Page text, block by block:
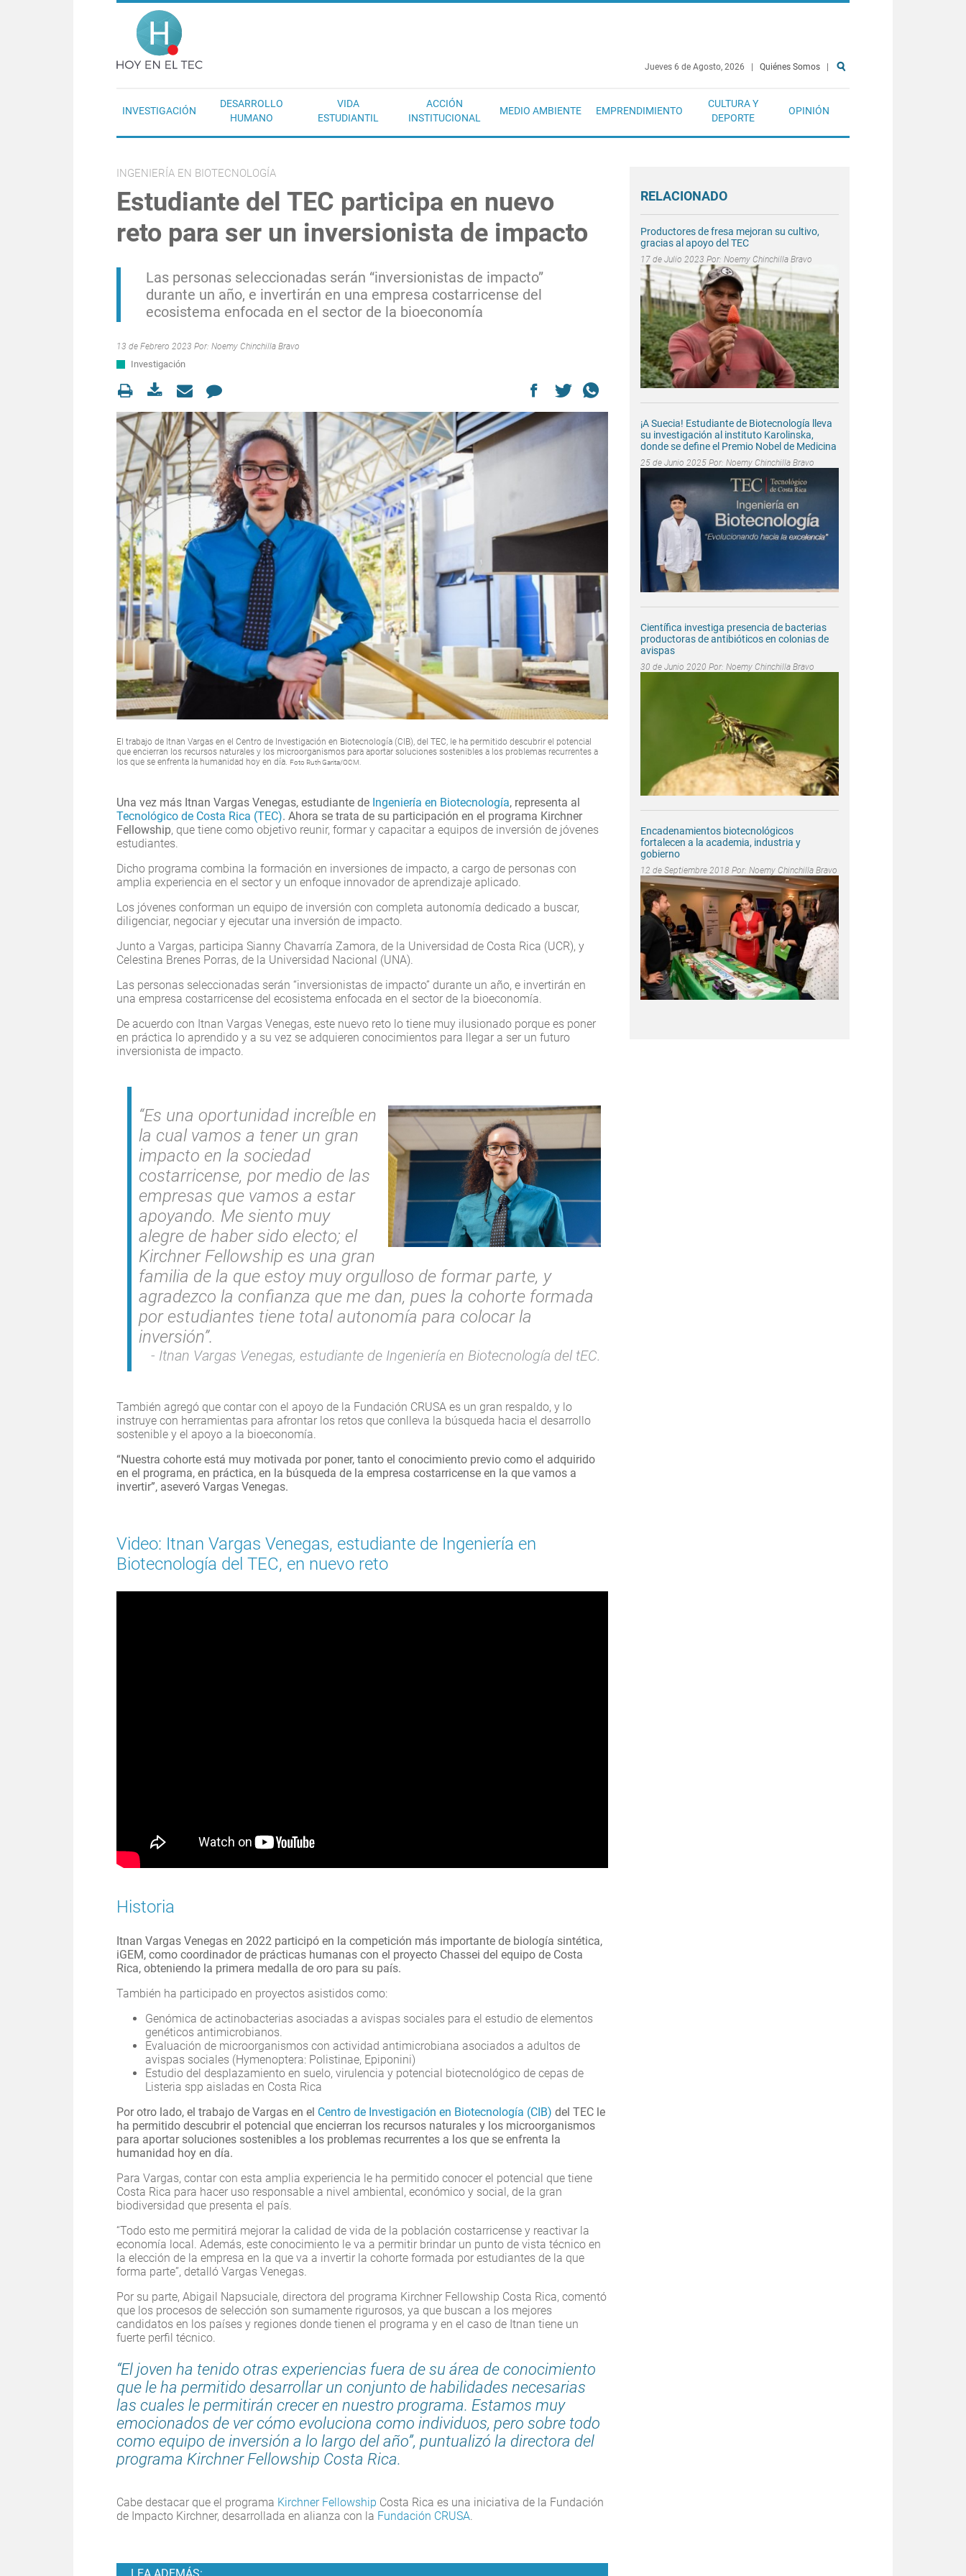
Pasar al contenido principal
Jueves 6 de Agosto, 2026 Quiénes Somos
INVESTIGACIÓN
DESARROLLO
HUMANO
VIDA
ESTUDIANTIL
ACCIÓN
INSTITUCIONAL
MEDIO AMBIENTE EMPRENDIMIENTO
CULTURA Y
DEPORTE
OPINIÓN
INGENIERÍA EN BIOTECNOLOGÍA
Estudiante del TEC participa en nuevo
reto para ser un inversionista de impacto
Las personas seleccionadas serán “inversionistas de impacto”
durante un año, e invertirán en una empresa costarricense del
ecosistema enfocada en el sector de la bioeconomía
13 de Febrero 2023 Por: Noemy Chinchilla Bravo
Investigación
El trabajo de Itnan Vargas en el Centro de Investigación en Biotecnología (CIB), del TEC, le ha permitido descubrir el potencial
que encierran los recursos naturales y los microorganismos para aportar soluciones sostenibles a los problemas recurrentes a
los que se enfrenta la humanidad hoy en día. Foto Ruth Garita/OCM.
Una vez más Itnan Vargas Venegas, estudiante de Ingeniería en Biotecnología, representa al
Tecnológico de Costa Rica (TEC). Ahora se trata de su participación en el programa Kirchner
Fellowship, que tiene como objetivo reunir, formar y capacitar a equipos de inversión de jóvenes
estudiantes.
Dicho programa combina la formación en inversiones de impacto, a cargo de personas con
amplia experiencia en el sector y un enfoque innovador de aprendizaje aplicado.
Los jóvenes conforman un equipo de inversión con completa autonomía dedicado a buscar,
diligenciar, negociar y ejecutar una inversión de impacto.
Junto a Vargas, participa Sianny Chavarría Zamora, de la Universidad de Costa Rica (UCR), y
Celestina Brenes Porras, de la Universidad Nacional (UNA).
Las personas seleccionadas serán “inversionistas de impacto” durante un año, e invertirán en
una empresa costarricense del ecosistema enfocada en el sector de la bioeconomía.
De acuerdo con Itnan Vargas Venegas, este nuevo reto lo tiene muy ilusionado porque es poner
en práctica lo aprendido y a su vez se adquieren conocimientos para llegar a ser un futuro
inversionista de impacto.
“Es una oportunidad increíble en
la cual vamos a tener un gran
impacto en la sociedad
costarricense, por medio de las
empresas que vamos a estar
apoyando. Me siento muy
alegre de haber sido electo; el
Kirchner Fellowship es una gran
familia de la que estoy muy orgulloso de formar parte, y
agradezco la confianza que me dan, pues la cohorte formada
por estudiantes tiene total autonomía para colocar la
inversión”.
Itnan Vargas Venegas, estudiante de Ingeniería en Biotecnología del tEC.
También agregó que contar con el apoyo de la Fundación CRUSA es un gran respaldo, y lo
instruye con herramientas para afrontar los retos que conlleva la búsqueda hacia el desarrollo
sostenible y el apoyo a la bioeconomía.
“Nuestra cohorte está muy motivada por poner, tanto el conocimiento previo como el adquirido
en el programa, en práctica, en la búsqueda de la empresa costarricense en la que vamos a
invertir”, aseveró Vargas Venegas.
Video: Itnan Vargas Venegas, estudiante de Ingeniería en
Biotecnología del TEC, en nuevo reto
Historia
Itnan Vargas Venegas en 2022 participó en la competición más importante de biología sintética,
iGEM, como coordinador de prácticas humanas con el proyecto Chassei del equipo de Costa
Rica, obteniendo la primera medalla de oro para su país.
También ha participado en proyectos asistidos como:
Genómica de actinobacterias asociadas a avispas sociales para el estudio de elementos
genéticos antimicrobianos.
Evaluación de microorganismos con actividad antimicrobiana asociados a adultos de
avispas sociales (Hymenoptera: Polistinae, Epiponini)
Estudio del desplazamiento en suelo, virulencia y potencial biotecnológico de cepas de
Listeria spp aisladas en Costa Rica
Por otro lado, el trabajo de Vargas en el Centro de Investigación en Biotecnología (CIB) del TEC le
ha permitido descubrir el potencial que encierran los recursos naturales y los microorganismos
para aportar soluciones sostenibles a los problemas recurrentes a los que se enfrenta la
humanidad hoy en día.
Para Vargas, contar con esta amplia experiencia le ha permitido conocer el potencial que tiene
Costa Rica para hacer uso responsable a nivel ambiental, económico y social, de la gran
biodiversidad que presenta el país.
“Todo esto me permitirá mejorar la calidad de vida de la población costarricense y reactivar la
economía local. Además, este conocimiento le va a permitir brindar un punto de vista técnico en
la elección de la empresa en la que va a invertir la cohorte formada por estudiantes de la que
forma parte”, detalló Vargas Venegas.
Por su parte, Abigail Napsuciale, directora del programa Kirchner Fellowship Costa Rica, comentó
que los procesos de selección son sumamente rigurosos, ya que buscan a los mejores
candidatos en los países y regiones donde tienen el programa y en el caso de Itnan tiene un
fuerte perfil técnico.
“El joven ha tenido otras experiencias fuera de su área de conocimiento
que le ha permitido desarrollar un conjunto de habilidades necesarias
las cuales le permitirán crecer en nuestro programa. Estamos muy
emocionados de ver cómo evoluciona como individuos, pero sobre todo
como equipo de inversión a lo largo del año”, puntualizó la directora del
programa Kirchner Fellowship Costa Rica.
Cabe destacar que el programa Kirchner Fellowship Costa Rica es una iniciativa de la Fundación
de Impacto Kirchner, desarrollada en alianza con la Fundación CRUSA.
RELACIONADO
Productores de fresa mejoran su cultivo,
gracias al apoyo del TEC
17 de Julio 2023 Por: Noemy Chinchilla Bravo
¡A Suecia! Estudiante de Biotecnología lleva
su investigación al instituto Karolinska,
donde se define el Premio Nobel de Medicina
25 de Junio 2025 Por: Noemy Chinchilla Bravo
Científica investiga presencia de bacterias
productoras de antibióticos en colonias de
avispas
30 de Junio 2020 Por: Noemy Chinchilla Bravo
Encadenamientos biotecnológicos
fortalecen a la academia, industria y
gobierno
12 de Septiembre 2018 Por: Noemy Chinchilla Bravo